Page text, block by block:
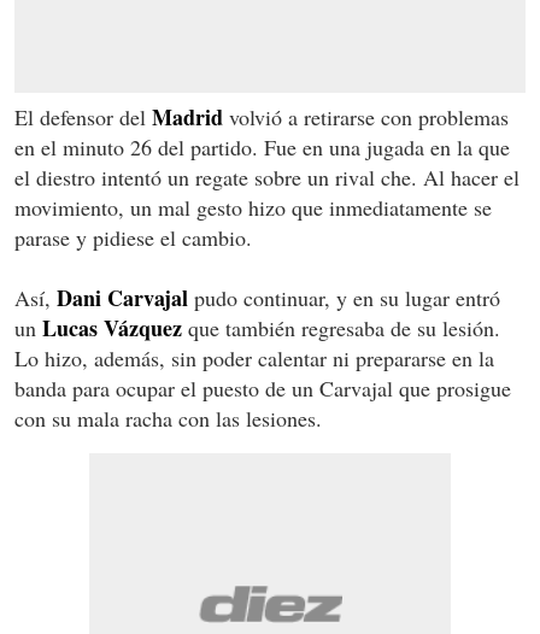
El defensor del Madrid volvió a retirarse con problemas
en el minuto 26 del partido. Fue en una jugada en la que
el diestro intentó un regate sobre un rival che. Al hacer el
movimiento, un mal gesto hizo que inmediatamente se
parase y pidiese el cambio.
Así, Dani Carvajal pudo continuar, y en su lugar entró
un Lucas Vázquez que también regresaba de su lesión.
Lo hizo, además, sin poder calentar ni prepararse en la
banda para ocupar el puesto de un Carvajal que prosigue
con su mala racha con las lesiones.